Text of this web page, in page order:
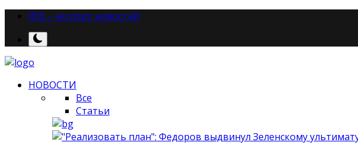
RSS – экспорт новостей
НОВОСТИ
Все
Статьи